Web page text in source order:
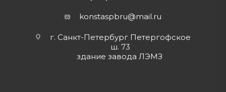
konstaspbru@mail.ru
г. Санкт-Петербург Петергофское
ш. 73
здание завода ЛЭМЗ